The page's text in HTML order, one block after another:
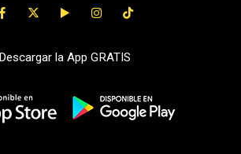
Descargar la App GRATIS